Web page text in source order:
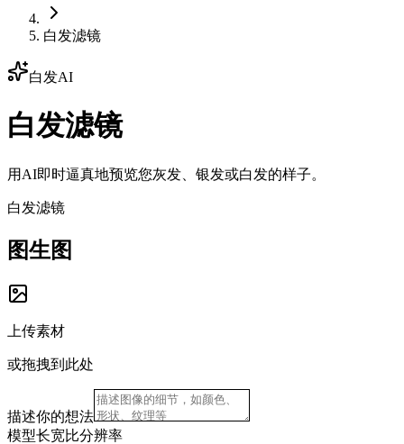
白发滤镜
白发AI
白发滤镜
用AI即时逼真地预览您灰发、银发或白发的样子。
白发滤镜
图生图
上传素材
或拖拽到此处
描述你的想法
模型长宽比分辨率